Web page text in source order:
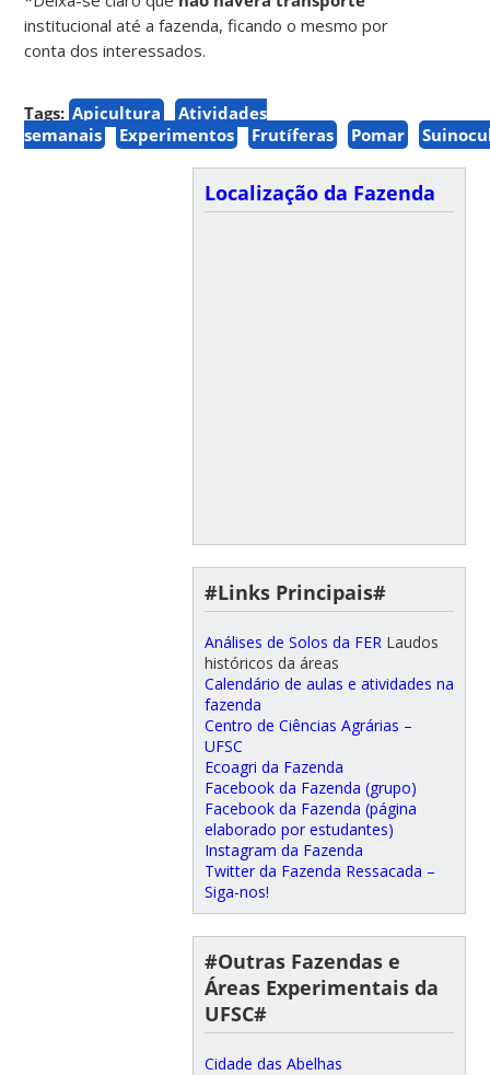
institucional até a fazenda, ficando o mesmo por
conta dos interessados.
Tags: Apicultura
Atividades
semanais
Experimentos Frutíferas Pomar
Localização da Fazenda
#Links Principais#
Análises de Solos da FER Laudos
históricos da áreas
Calendário de aulas e atividades na
fazenda
Centro de Ciências Agrárias –
UFSC
Ecoagri da Fazenda
Facebook da Fazenda (grupo)
Facebook da Fazenda (página
elaborado por estudantes)
Instagram da Fazenda
Twitter da Fazenda Ressacada –
Siga-nos!
#Outras Fazendas e
Áreas Experimentais da
UFSC#
Cidade das Abelhas